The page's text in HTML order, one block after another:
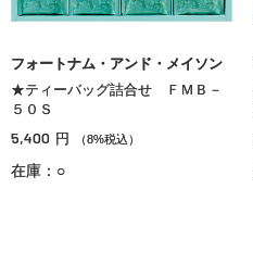
フォートナム・アンド・メイソン
★ティーバッグ詰合せ ＦＭＢ－
５０Ｓ
5,400 円 （8%税込）
在庫：○